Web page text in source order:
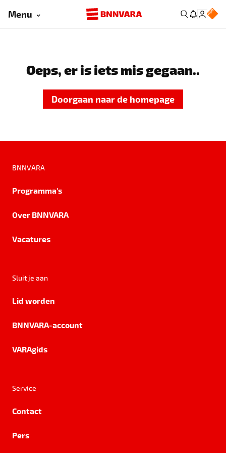
Menu
Oeps, er is iets mis gegaan..
Doorgaan naar de homepage
BNNVARA
Programma's
Over BNNVARA
Vacatures
Sluit je aan
Lid worden
BNNVARA-account
VARAgids
Service
Contact
Pers